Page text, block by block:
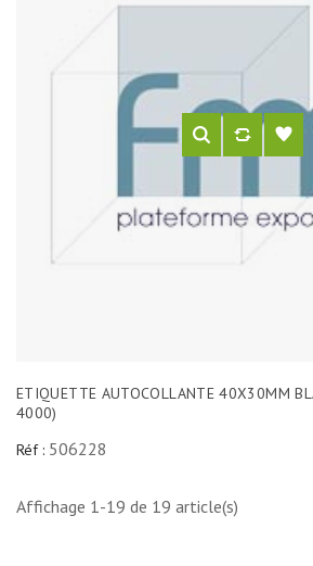
ETIQUETTE AUTOCOLLANTE 40X30MM
4000)
Réf : 506228
Affichage 1-19 de 19 article(s)